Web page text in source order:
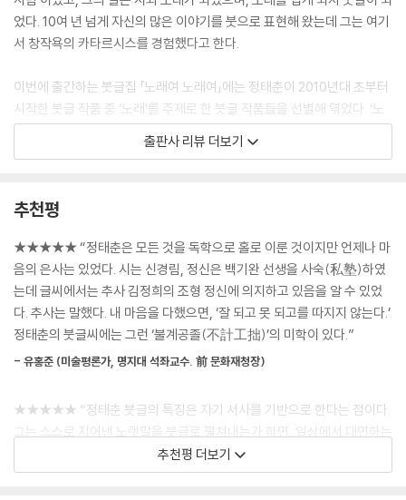
그가 거처한 변방은 너무 먼 곳이었을까, 이상주의자... 그는 너무 멀리까지
떠내려갔거나 머물러 있었다. 그리고 편지 쓰기를 접었다. 오래. 잠시, 아내
심사가 흘러넘쳤다.)
--- p.135
[노래]는 최고의 예술도 아니고, 최고의 발언도 아니다. 하지만 인간과 상
황을 해독하고 투사하며 독백한다. 누군가에게 침투한다. 그랬다. 여전히,
나는 그걸 [붓글]이라고 하면서, 더러 내 사진 위에도 얹는다. 내게 [노래]
--- p.183
왜, 다시 노래가 만들고 싶어졌을까… 오랫동안 지리산, 제주도, 궁평항으
로 떠돌다 또, 부론 강가에 머물다가 다시 노래를… 정말 좋은 노래를 만들
고 싶어졌어. 여기 정말 남겨두고 가고 싶을 만큼 좋은 노래. 잘 될까? 아무
튼, 새 노래들을 만들게 되다니…
행복했다. “노래를 만드는” 일. 새 노래들을 부르는 일. 멀리까지 왔다. 변
방은 멀고, 편지는 길었다. 그러나 내 안에 더 많은 노래들이 있다. 아직 여
정의 도중이다. 여태 뿌리 내리지 못한 채 더 멀리 흘러가고 있지만... 노래
었다. 10여 년 넘게 자신의 많은 이야기를 붓으로 표현해 왔는데 그는 여기
서 창작욕의 카타르시스를 경험했다고 한다.
이번에 출간하는 붓글집 「노래여 노래여」에는 정태춘이 2010년대 초부터
시작한 붓글 작품 중 ‘노래’를 주제로 한 붓글 작품들을 선별해 엮었다. ‘노
래’와 관련된 이야기들이 다양한 필체의 표정으로 종이 위에, 또 여러 오브
제 위에 펼쳐지며 붓글 이미지와 함께 그의 짧은 해설도 함께 실려있다. 정
기를 자신의 육필로 써내는 ‘문학적 조형 작업’이라는 설명이다.
정태춘의 붓글과 불계공졸(不計工拙)의 미학
이 작품집에 실린 붓글 작품들은 그대로 노랫말의 확장이다. 『시인의 마
을』부터 『집중호우 사이』까지 50년 가까이 이어져 온 정태춘의 노래 세계
통 서예의 틀을 벗어나 ‘정태춘체’라 부를 만한 독창성을 담고 있으며 자연
책의 발문에서 유홍준 명지대 석좌교수는 그의 붓글을 ‘잘 되고 못 되고를
따지지 않는’, 이른바 추사 김정희의 “불계공졸(不計工拙) 정신의 산
물”로 평가했고, 미술평론가 김준기와 글씨 연구가 영묵 강병인도 각각,
출판사 리뷰 더보기
추천평
★★★★★ “정태춘은 모든 것을 독학으로 홀로 이룬 것이지만 언제나 마
음의 은사는 있었다. 시는 신경림, 정신은 백기완 선생을 사숙(私塾)하였
는데 글씨에서는 추사 김정희의 조형 정신에 의지하고 있음을 알 수 있었
다. 추사는 말했다. 내 마음을 다했으면, ‘잘 되고 못 되고를 따지지 않는다.’
정태춘의 붓글씨에는 그런 ‘불계공졸(不計工拙)’의 미학이 있다.”
- 유홍준 (미술평론가, 명지대 석좌교수. 前 문화재청장)
★★★★★ “정태춘 붓글의 특징은 자기 서사를 기반으로 한다는 점이다.
그는 스스로 지어낸 노랫말을 붓글로 펼쳐내는가 하면, 일상에서 대면하는
대상과 장면과 사건들을 잔잔하게 녹여낸 시어(詩語)들을 붓글로 풀어낸
다. 일상과 역사, 현실과 판타지, 서정과 서사, 풍자와 비판 사이에 걸친 그
추천평 더보기